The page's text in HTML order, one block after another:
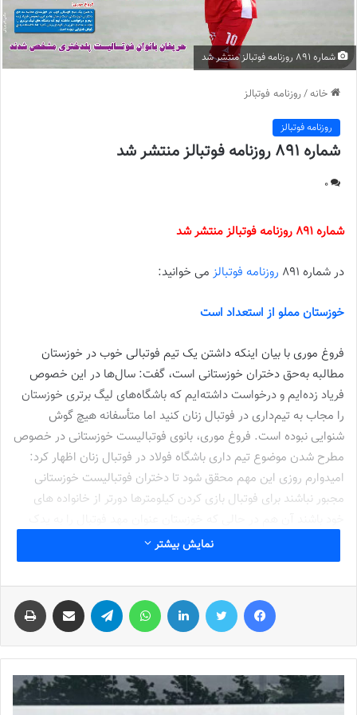
شماره 891 روزنامه فوتبالز منتشر شد
خانه/روزنامه فوتبالز
روزنامه فوتبالز
شماره 891 روزنامه فوتبالز منتشر شد
0
شماره 891 روزنامه فوتبالز منتشر شد
در شماره 891 روزنامه فوتبالز می خوانید:
خوزستان مملو از استعداد است
فروغ موری با بیان اینکه داشتن یک تیم فوتبالی خوب در خوزستان
مطالبه به‌حق دختران خوزستانی است، گفت: سال‌ها در این خصوص
فریاد زده‌ایم و درخواست داشته‌ایم که باشگاه‌های لیگ برتری خوزستان
را مجاب به تیم‌داری در فوتبال زنان کنید اما متأسفانه هیچ گوش
شنوایی نبوده است. فروغ موری، بانوی فوتبالیست خوزستانی در خصوص
مطرح شدن موضوع تیم داری باشگاه فولاد در فوتبال زنان اظهار کرد:
امیدوارم روزی این مهم محقق شود تا دختران فوتبالیست خوزستانی
مجبور نباشند برای فوتبال بازی کردن کیلومترها دورتر از خانواده های
می کشد و می توانند در استان فوتبال خیز خود بازی کنند.
بانوان جوانان ایران عازم ویتنام شدند
نوشته های مشابه
شماره 772 روزنامه فوتبالز منتشر شد
2022-12-16
نمایش بیشتر